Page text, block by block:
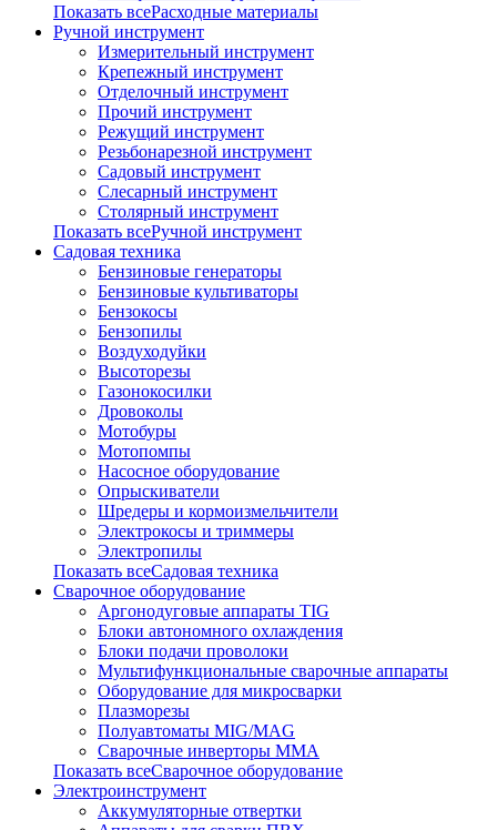
Показать всеРасходные материалы
Ручной инструмент
Измерительный инструмент
Крепежный инструмент
Отделочный инструмент
Прочий инструмент
Режущий инструмент
Резьбонарезной инструмент
Садовый инструмент
Слесарный инструмент
Столярный инструмент
Показать всеРучной инструмент
Садовая техника
Бензиновые генераторы
Бензиновые культиваторы
Бензокосы
Бензопилы
Воздуходуйки
Высоторезы
Газонокосилки
Дровоколы
Мотобуры
Мотопомпы
Насосное оборудование
Опрыскиватели
Шредеры и кормоизмельчители
Электрокосы и триммеры
Электропилы
Показать всеСадовая техника
Сварочное оборудование
Аргонодуговые аппараты TIG
Блоки автономного охлаждения
Блоки подачи проволоки
Мультифункциональные сварочные аппараты
Оборудование для микросварки
Плазморезы
Полуавтоматы MIG/MAG
Сварочные инверторы ММА
Показать всеСварочное оборудование
Электроинструмент
Аккумуляторные отвертки